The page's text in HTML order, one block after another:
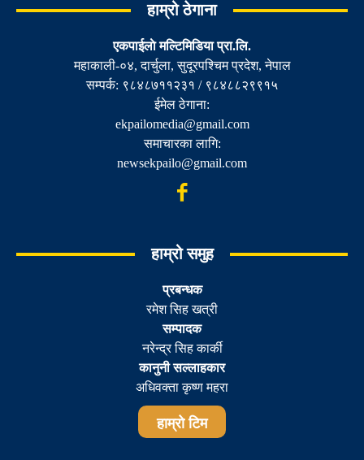
हाम्रो ठेगाना
एकपाईलाे मल्टिमिडिया प्रा.लि.
महाकाली-०४, दार्चुला, सुदूरपश्चिम प्रदेश, नेपाल
सम्पर्क: ९८४८७११२३१ / ९८४८८२९९१५
ईमेल ठेगाना:
ekpailomedia@gmail.com
समाचारका लागि:
newsekpailo@gmail.com
हाम्रो समुह
प्रबन्धक
रमेश सिह खत्री
सम्पादक
नरेन्द्र सिह कार्की
कानुनी सल्लाहकार
अधिवक्ता कृष्ण महरा
हाम्रो टिम